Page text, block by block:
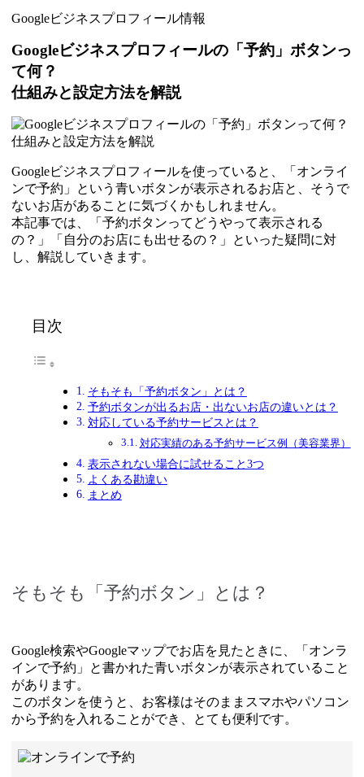
Googleビジネスプロフィール情報
Googleビジネスプロフィールの「予約」ボタンっ
て何？
仕組みと設定方法を解説
Googleビジネスプロフィールを使っていると、「オンライ
ンで予約」という青いボタンが表示されるお店と、そうで
ないお店があることに気づくかもしれません。
本記事では、「予約ボタンってどうやって表示される
の？」「自分のお店にも出せるの？」といった疑問に対
し、解説していきます。
目次
そもそも「予約ボタン」とは？
予約ボタンが出るお店・出ないお店の違いとは？
対応している予約サービスとは？
対応実績のある予約サービス例（美容業界）
表示されない場合に試せること3つ
よくある勘違い
まとめ
そもそも「予約ボタン」とは？
Google検索やGoogleマップでお店を見たときに、「オンラ
インで予約」と書かれた青いボタンが表示されていること
があります。
このボタンを使うと、お客様はそのままスマホやパソコン
から予約を入れることができ、とても便利です。